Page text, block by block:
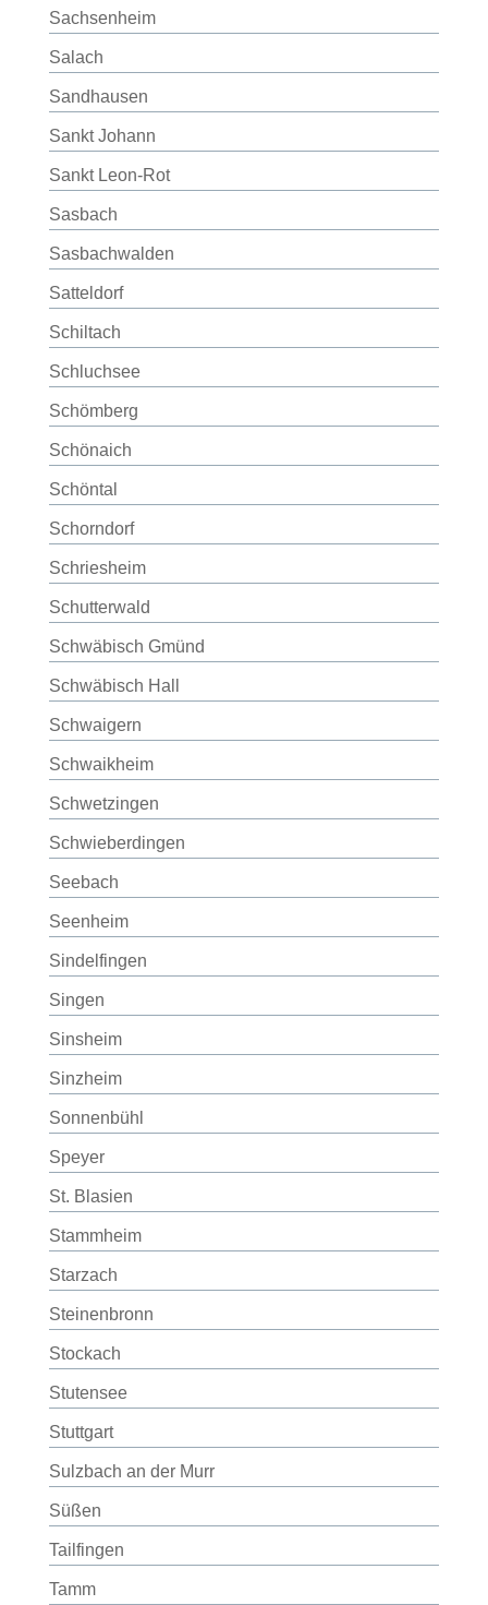
Sachsenheim
Salach
Sandhausen
Sankt Johann
Sankt Leon-Rot
Sasbach
Sasbachwalden
Satteldorf
Schiltach
Schluchsee
Schömberg
Schönaich
Schöntal
Schorndorf
Schriesheim
Schutterwald
Schwäbisch Gmünd
Schwäbisch Hall
Schwaigern
Schwaikheim
Schwetzingen
Schwieberdingen
Seebach
Seenheim
Sindelfingen
Singen
Sinsheim
Sinzheim
Sonnenbühl
Speyer
St. Blasien
Stammheim
Starzach
Steinenbronn
Stockach
Stutensee
Stuttgart
Sulzbach an der Murr
Süßen
Tailfingen
Tamm